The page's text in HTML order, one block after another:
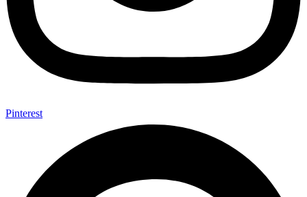
Pinterest